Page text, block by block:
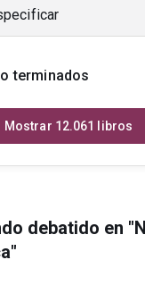
terminados
Mostrar 12.061 libros
debatido en